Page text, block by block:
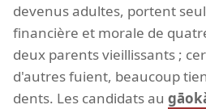
devenus adultes, portent
financière et morale de
deux parents vieillissants ;
d'autres fuient, beaucoup
dents. Les candidats au